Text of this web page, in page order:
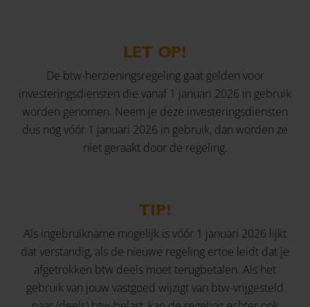
LET OP!
De btw-herzieningsregeling gaat gelden voor
investeringsdiensten die vanaf 1 januari 2026 in gebruik
worden genomen. Neem je deze investeringsdiensten
dus nog vóór 1 januari 2026 in gebruik, dan worden ze
niet geraakt door de regeling.
TIP!
Als ingebruikname mogelijk is vóór 1 januari 2026 lijkt
dat verstandig, als de nieuwe regeling ertoe leidt dat je
afgetrokken btw deels moet terugbetalen. Als het
gebruik van jouw vastgoed wijzigt van btw-vrijgesteld